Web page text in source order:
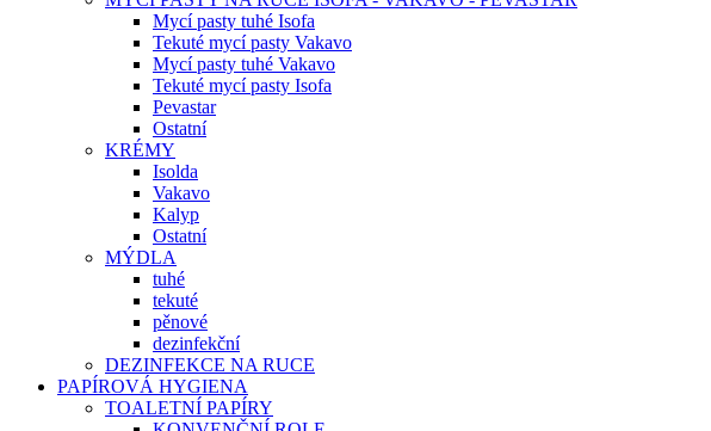
Mycí pasty tuhé Isofa
Tekuté mycí pasty Vakavo
Mycí pasty tuhé Vakavo
Tekuté mycí pasty Isofa
Pevastar
Ostatní
KRÉMY
Isolda
Vakavo
Kalyp
Ostatní
MÝDLA
tuhé
tekuté
pěnové
dezinfekční
DEZINFEKCE NA RUCE
PAPÍROVÁ HYGIENA
TOALETNÍ PAPÍRY